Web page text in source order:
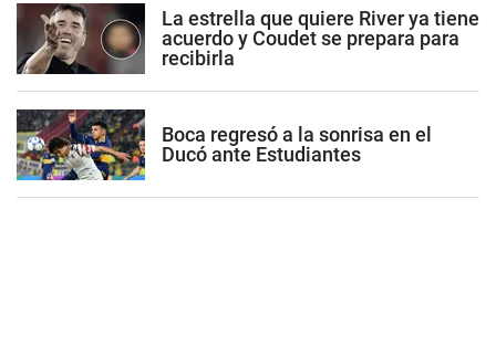
La estrella que quiere River ya tiene
acuerdo y Coudet se prepara para
recibirla
Boca regresó a la sonrisa en el
Ducó ante Estudiantes